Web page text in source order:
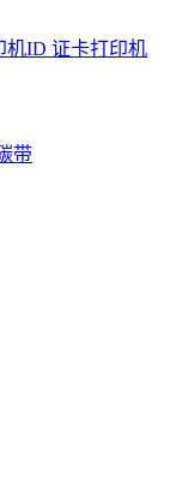
机ID 证卡打印机
带